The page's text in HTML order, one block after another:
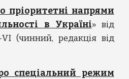
пріоритетні напрями
в Україні» від
(чинний, редакція від
спеціальний режим